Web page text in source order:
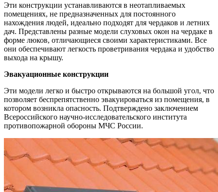
Эти конструкции устанавливаются в неотапливаемых
помещениях, не предназначенных для постоянного
нахождения людей, идеально подходят для чердаков и летних
дач. Представлены разные модели слуховых окон на чердаке в
форме люков, отличающиеся своими характеристиками. Все
они обеспечивают легкость проветривания чердака и удобство
выхода на крышу.
Эвакуационные конструкции
Эти модели легко и быстро открываются на большой угол, что
позволяет беспрепятственно эвакуироваться из помещения, в
котором возникла опасность. Подтверждено заключением
Всероссийского научно-исследовательского института
противопожарной обороны МЧС России.